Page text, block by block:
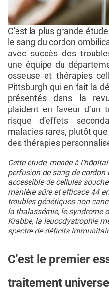
C’est la plus grande
le sang du cordon
avec succès des
une équipe du
osseuse et thérapies
Pittsburgh qui en fait la
présentés dans la
plaident en faveur d’un
risque d’effets
maladies rares, plutôt
des thérapies
Cette étude, menée à
perfusion de sang de cordon
accessible de cellules
manière sûre et efficace 44
troubles génétiques non
la thalassémie, le syndrome
Krabbe, la leucodystrophie
spectre de déficits
C’est le premier
traitement universel